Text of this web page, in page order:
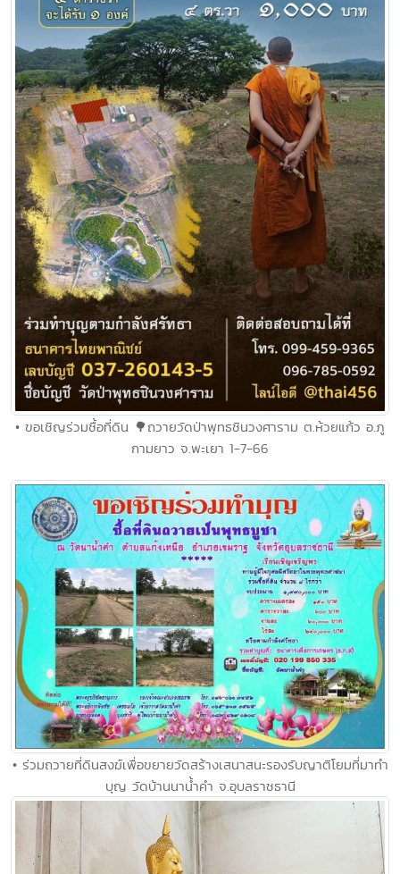
• ขอเชิญร่วมซื้อที่ดิน 🌳ถวายวัดป่าพุทธชินวงศาราม ต.ห้วยแก้ว อ.ภู
กามยาว จ.พะเยา 1-7-66
• ร่วมถวายที่ดินสงฆ์เพื่อขยายวัดสร้างเสนาสนะรองรับญาติโยมที่มาทํา
บุญ วัดบ้านนานํ้าคํา จ.อุบลราชธานี